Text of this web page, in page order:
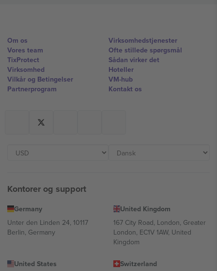
Om os
Vores team
TixProtect
Virksomhed
Vilkår og Betingelser
Partnerprogram
Virksomhedstjenester
Ofte stillede spørgsmål
Sådan virker det
Hoteller
VM-hub
Kontakt os
Kontorer og support
Germany
Unter den Linden 24, 10117
Berlin, Germany
United Kingdom
167 City Road, London, Greater
London, EC1V 1AW, United
Kingdom
United States
Switzerland